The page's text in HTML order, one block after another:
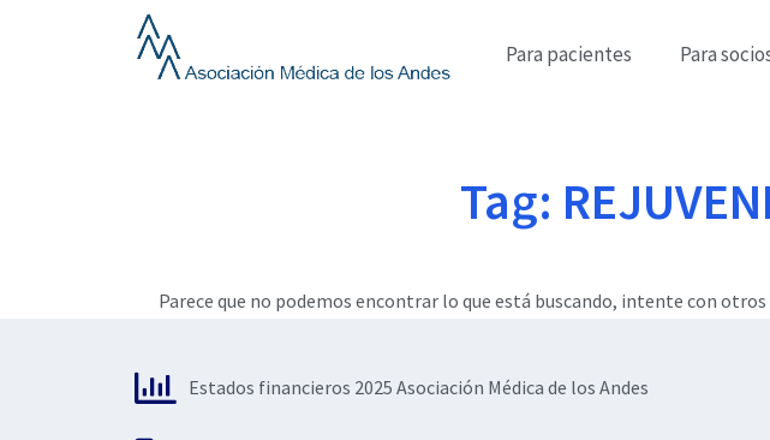
Para pacientes Para
Tag:
Parece que no podemos encontrar lo que está buscando, intente con otros
Estados financieros 2025 Asociación Médica de los Andes